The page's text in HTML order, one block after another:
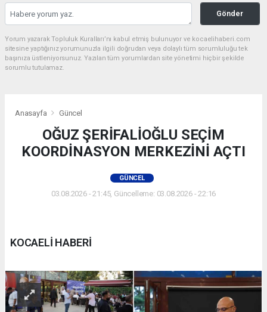
Gönder
Yorum yazarak Topluluk Kuralları’nı kabul etmiş bulunuyor ve kocaelihaberi.com
sitesine yaptığınız yorumunuzla ilgili doğrudan veya dolaylı tüm sorumluluğu tek
başınıza üstleniyorsunuz. Yazılan tüm yorumlardan site yönetimi hiçbir şekilde
sorumlu tutulamaz.
Anasayfa Güncel
OĞUZ ŞERİFALİOĞLU SEÇİM
KOORDİNASYON MERKEZİNİ AÇTI
GÜNCEL
03.08.2026 - 21:45, Güncelleme: 03.08.2026 - 22:16
KOCAELİ HABERİ